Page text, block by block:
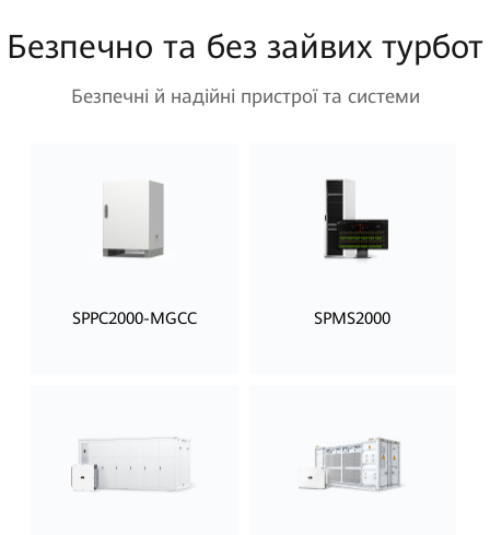
Безпечно та без зайвих турбот
Безпечні й надійні пристрої та системи
SPPC2000-MGCC SPMS2000